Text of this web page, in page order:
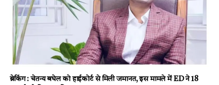
ब्रेकिंग : चेतन्य बघेल को हाईकोर्ट से मिली जमानत, इस मामले में ED ने 18